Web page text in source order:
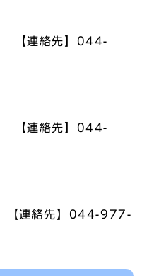
【連絡先】044-
【連絡先】044-
【連絡先】044-977-